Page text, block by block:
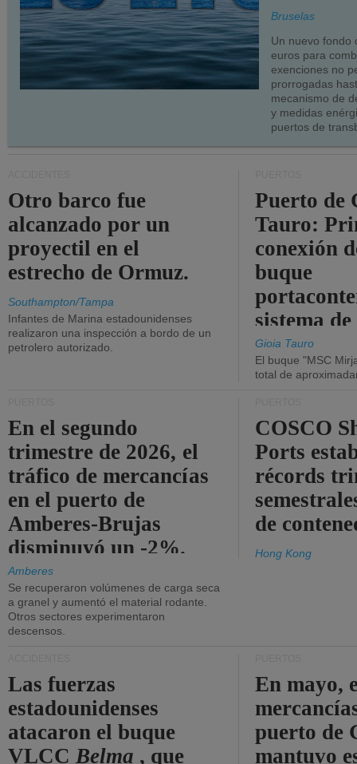
Bruselas
Un nuevo fondo
euros para
exenciones no
prorrogadas
mecanismo de
y medidas
puertos de
Otro barco fue
alcanzado por un
proyectil en el
estrecho de Ormuz.
Southampton/Tampa
Infantes de Marina estadounidenses
realizaron una inspección a bordo de un
petrolero autorizado.
Puerto de
Tauro:
conexión
buque
sistema
la red
Gioia Tauro
El buque "MSC
total de
En el segundo
trimestre de 2026, el
tráfico de mercancías
en el puerto de
Amberes-Brujas
disminuyó un -2%.
Amberes
Se recuperaron volúmenes de carga seca
a granel y aumentó el material rodante.
Otros sectores experimentaron
descensos.
COSCO
Ports
récords
de
Hong Kong
Las fuerzas
estadounidenses
atacaron el buque
VLCCBelma , que
En mayo,
puerto de
mantuvo